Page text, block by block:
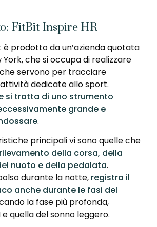
FitBit Inspire HR
è prodotto da un’azienda quotata
York, che si occupa di realizzare
servono per tracciare
dedicate allo sport.
si tratta di uno strumento
grande e
.
principali vi sono quelle che
rilevamento della corsa, della
nuoto e della pedalata.
durante la notte, registra il
anche durante le fasi del
la fase più profonda,
quella del sonno leggero.